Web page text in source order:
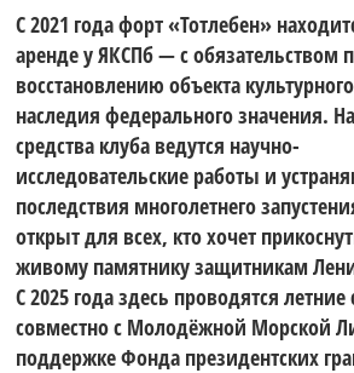
С 2021 года форт «Тотлебен»
аренде у ЯКСПб — с обязательством
восстановлению объекта культурного
наследия федерального значения. На
средства клуба ведутся научно-
исследовательские работы и
последствия многолетнего
открыт для всех, кто хочет
живому памятнику защитникам
С 2025 года здесь проводятся
совместно с Молодёжной Морской
поддержке Фонда президентских